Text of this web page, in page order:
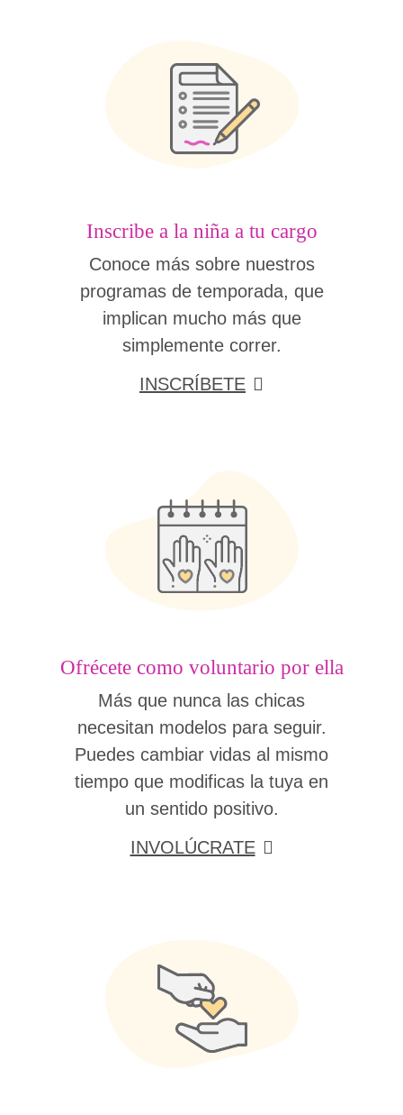
Inscribe a la niña a tu cargo
Conoce más sobre nuestros
programas de temporada, que
implican mucho más que
simplemente correr.
INSCRÍBETE
Ofrécete como voluntario por ella
Más que nunca las chicas
necesitan modelos para seguir.
Puedes cambiar vidas al mismo
tiempo que modificas la tuya en
un sentido positivo.
INVOLÚCRATE